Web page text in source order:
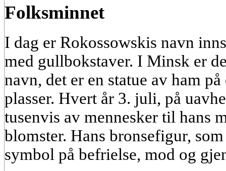
Folksminnet
I dag er Rokossowskis navn
med gullbokstaver. I Minsk er
navn, det er en statue av ham
plasser. Hvert år 3. juli, på
tusenvis av mennesker til hans
blomster. Hans bronsefigur,
symbol på befrielse, mod og